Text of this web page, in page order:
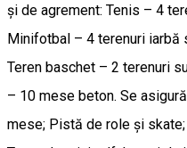
și de agrement: Tenis – 4
Minifotbal – 4 terenuri
Teren baschet – 2 terenuri
– 10 mese beton. Se
mese; Pistă de role și